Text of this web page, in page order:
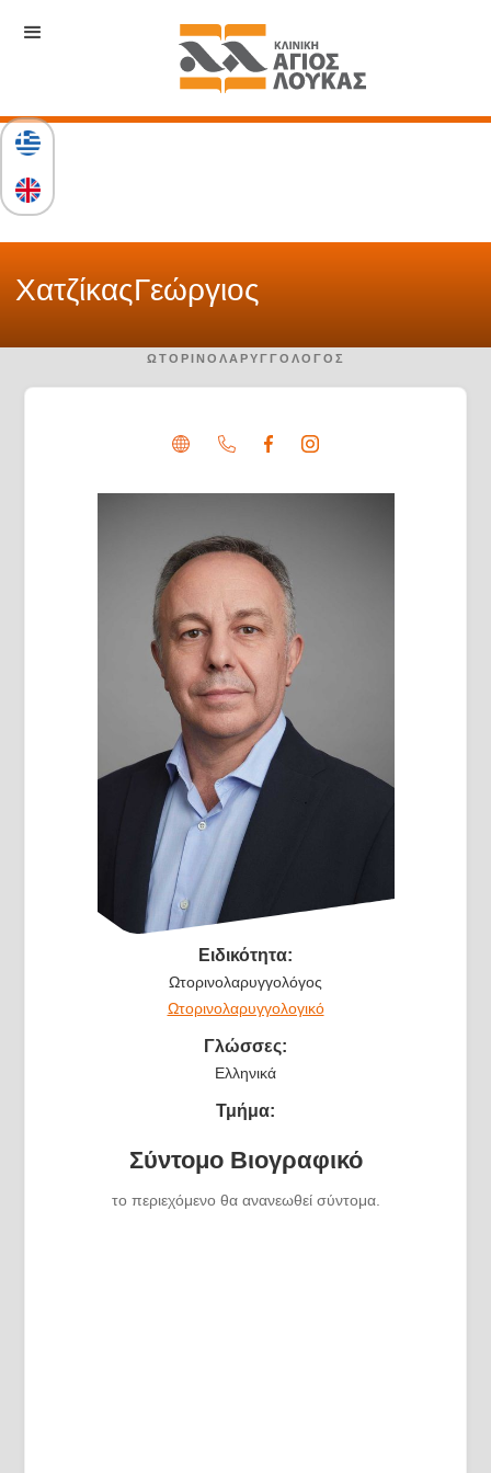
ΧατζίκαςΓεώργιος
ΩΤΟΡΙΝΟΛΑΡΥΓΓΟΛΌΓΟΣ
Ειδικότητα:
Ωτορινολαρυγγολόγος
Ωτορινολαρυγγολογικό
Γλώσσες:
Ελληνικά
Τμήμα:
Σύντομο Βιογραφικό
το περιεχόμενο θα ανανεωθεί σύντομα.